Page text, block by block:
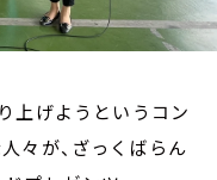
上げようというコン
々が、ざっくばらん